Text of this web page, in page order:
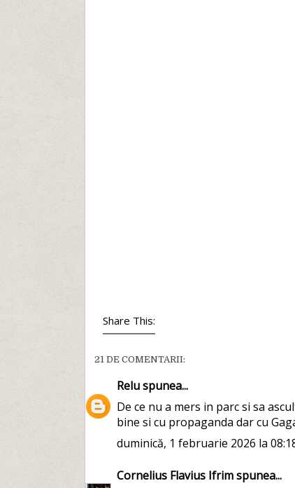
Share This:
21 DE COMENTARII:
Reluspunea...
De ce nu a mers in parc si sa
bine si cu propaganda dar cu
duminică, 1 februarie 2026 la
Cornelius Flavius Ifrimspunea...